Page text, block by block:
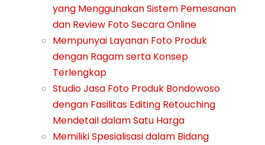
yang Menggunakan Sistem Pemesanan
dan Review Foto Secara Online
Mempunyai Layanan Foto Produk
dengan Ragam serta Konsep
Terlengkap
Studio Jasa Foto Produk Bondowoso
dengan Fasilitas Editing Retouching
Mendetail dalam Satu Harga
Memiliki Spesialisasi dalam Bidang